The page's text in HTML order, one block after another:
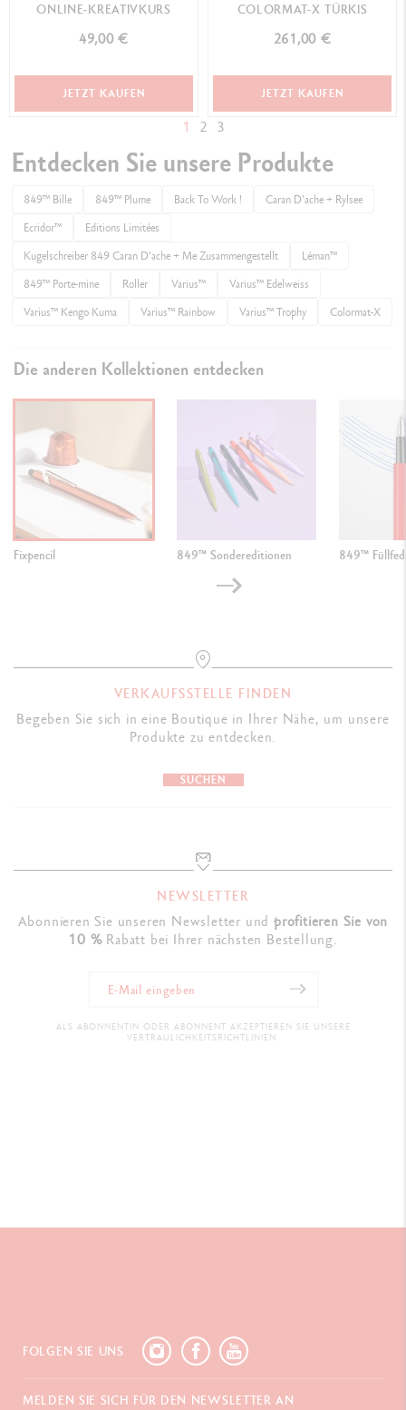
ONLINE-KREATIVKURS
49,00 €
JETZT KAUFEN
COLORMAT-X TÜRKIS
261,00 €
JETZT KAUFEN
1 2 3
Entdecken Sie unsere Produkte
849™ Bille 849™ Plume Back To Work !
Caran D'ache + Rylsee
Ecridor™
Editions Limitées
Kugelschreiber 849 Caran D'ache + Me Zusammengestellt
Léman™
849™ Porte-mine
Roller Varius™
Varius™ Edelweiss
Varius™ Kengo Kuma
Varius™ Rainbow Varius™ Trophy Colormat-X
Die anderen Kollektionen entdecken
Fixpencil 849™ Sondereditionen 849™
VERKAUFSSTELLE FINDEN
Begeben Sie sich in eine Boutique in Ihrer Nähe, um unsere
Produkte zu entdecken.
SUCHEN
NEWSLETTER
Abonnieren Sie unseren Newsletter undprofitieren Sie von
10 %Rabatt bei Ihrer nächsten Bestellung.
ALS ABONNENTIN ODER ABONNENT AKZEPTIEREN SIE UNSERE
VERTRAULICHKEITSRICHTLINIEN.
FOLGEN SIE UNS
MELDEN SIE SICH FÜR DEN NEWSLETTER AN